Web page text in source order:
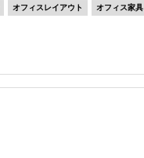
オフィスレイアウト オフィス家具